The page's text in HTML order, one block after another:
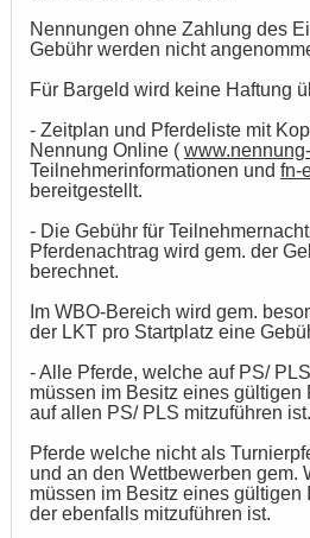
Nennungen ohne Zahlung des
Gebühr werden nicht
Für Bargeld wird keine Haftung
- Zeitplan und Pferdeliste mit
Nennung Online (
Teilnehmerinformationen und fn-
bereitgestellt.
- Die Gebühr für
Pferdenachtrag wird gem. der
berechnet.
Im WBO-Bereich wird gem.
der LKT pro Startplatz eine
- Alle Pferde, welche auf PS/
müssen im Besitz eines gültigen
auf allen PS/ PLS mitzuführen ist.
Pferde welche nicht als
und an den Wettbewerben gem.
müssen im Besitz eines gültigen
der ebenfalls mitzuführen ist.